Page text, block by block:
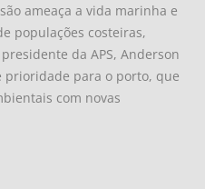
ameaça a vida marinha e
populações costeiras,
da APS, Anderson
prioridade para o porto, que
com novas